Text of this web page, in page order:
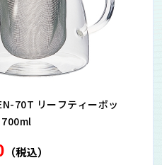
70T リーフティーポッ
700ml
（税込）